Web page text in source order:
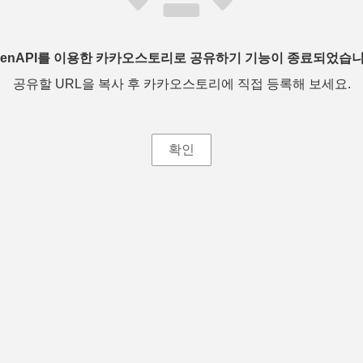
를 이용한 카카오스토리로 공유하기 기능이 종료되었습
공유할 URL을 복사 후 카카오스토리에 직접 등록해 보세요.
확인